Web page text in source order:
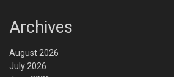
Archives
August 2026
July 2026